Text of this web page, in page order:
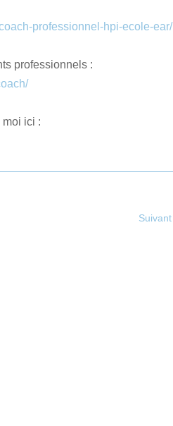
professionnel-hpi-ecole-ear/
professionnels :
ici :
Suivant